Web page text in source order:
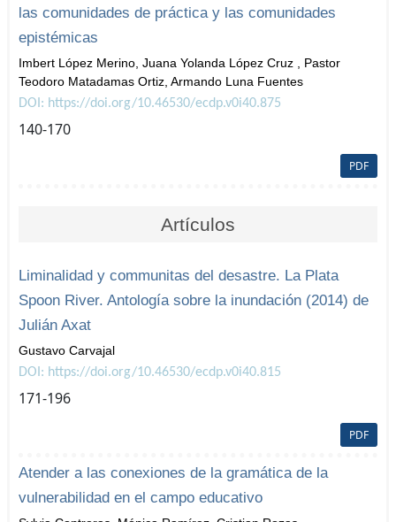
las comunidades de práctica y las comunidades
epistémicas
Imbert López Merino, Juana Yolanda López Cruz , Pastor
Teodoro Matadamas Ortiz, Armando Luna Fuentes
DOI: https://doi.org/10.46530/ecdp.v0i40.875
140-170
PDF
Artículos
Liminalidad y communitas del desastre. La Plata
Spoon River. Antología sobre la inundación (2014) de
Julián Axat
Gustavo Carvajal
DOI: https://doi.org/10.46530/ecdp.v0i40.815
171-196
PDF
Atender a las conexiones de la gramática de la
vulnerabilidad en el campo educativo